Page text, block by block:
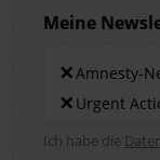
Meine
×Amnesty-
× Urgent
Hinweis DSE
Ich habe die